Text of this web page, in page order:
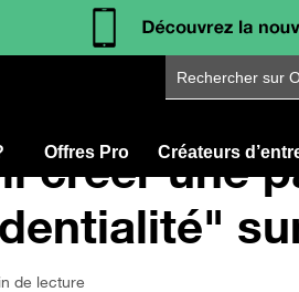
Rechercher sur
Offres Pro Créateurs
créer une
de lecture